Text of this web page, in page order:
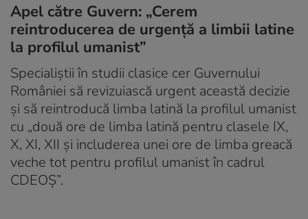
Apel către Guvern: „Cerem
reintroducerea de urgență a limbii latine
la profilul umanist”
Specialiștii în studii clasice cer Guvernului
României să revizuiască urgent această decizie
și să reintroducă limba latină la profilul umanist
cu „două ore de limba latină pentru clasele IX,
X, XI, XII și includerea unei ore de limba greacă
veche tot pentru profilul umanist în cadrul
CDEOȘ”.